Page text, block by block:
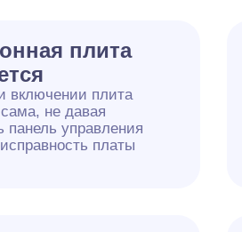
плита
включении плита
не давая
панель управления
платы